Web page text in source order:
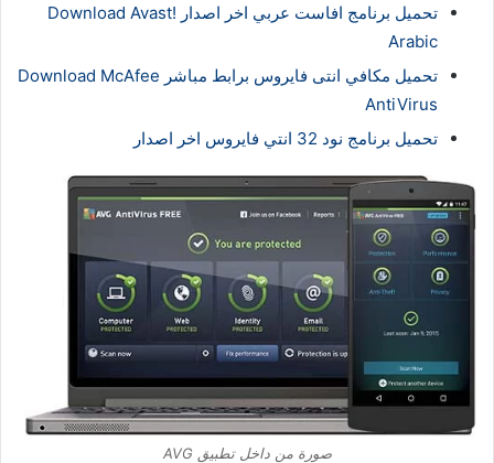
تحميل برنامج افاست عربي اخر اصدار Download Avast!
Arabic
تحميل مكافي انتى فايروس برابط مباشر Download McAfee
AntiVirus
تحميل برنامج نود 32 انتي فايروس اخر اصدار
صورة من داخل تطبيق AVG